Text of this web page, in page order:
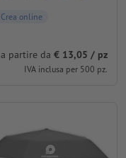
Crea online
a partire da € 13,05 / pz
IVA inclusa per 500 pz.